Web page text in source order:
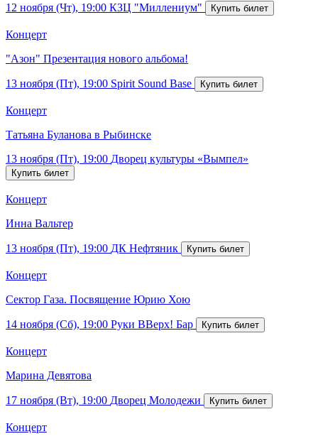
12 ноября (Чт), 19:00 КЗЦ "Миллениум"
Концерт
"Азон" Презентация нового альбома!
13 ноября (Пт), 19:00 Spirit Sound Base
Концерт
Татьяна Буланова в Рыбинске
13 ноября (Пт), 19:00 Дворец культуры «Вымпел»
Концерт
Инна Вальтер
13 ноября (Пт), 19:00 ДК Нефтяник
Концерт
Сектор Газа. Посвящение Юрию Хою
14 ноября (Сб), 19:00 Руки ВВерх! Бар
Концерт
Марина Девятова
17 ноября (Вт), 19:00 Дворец Молодежи
Концерт